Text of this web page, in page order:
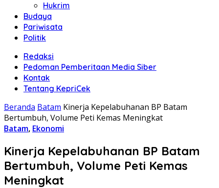
Hukrim
Budaya
Pariwisata
Politik
Redaksi
Pedoman Pemberitaan Media Siber
Kontak
Tentang KepriCek
Beranda Batam Kinerja Kepelabuhanan BP Batam
Bertumbuh, Volume Peti Kemas Meningkat
Batam, Ekonomi
Kinerja Kepelabuhanan BP Batam
Bertumbuh, Volume Peti Kemas
Meningkat